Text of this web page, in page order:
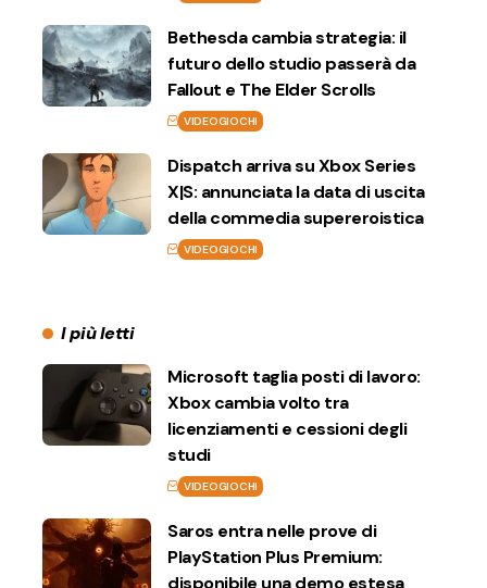
Bethesda cambia strategia: il
futuro dello studio passerà da
Fallout e The Elder Scrolls
VIDEOGIOCHI
Dispatch arriva su Xbox Series
X|S: annunciata la data di uscita
della commedia supereroistica
VIDEOGIOCHI
I più letti
Microsoft taglia posti di lavoro:
Xbox cambia volto tra
licenziamenti e cessioni degli
studi
VIDEOGIOCHI
Saros entra nelle prove di
PlayStation Plus Premium:
disponibile una demo estesa